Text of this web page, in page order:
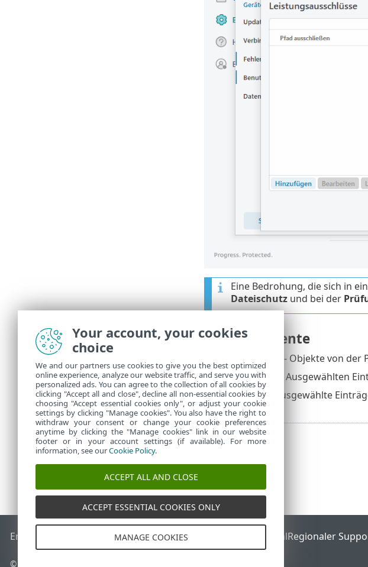
Eine Bedrohung, die sich in
Dateischutzund bei der
Steuerelemente
- Objekte von der
• Bearbeiten - Ausgewählten
• Löschen– Ausgewählte
End of Life ESET KnowledgebaseESET-Forum ESET Status PortalRegionaler
© 1992 - 2025 ESET, spol. s r. o. - Alle Rechte vorbehalten.
Your account, your cookies
choice
We and our partners use cookies to give you the best optimized
online experience, analyze our website traffic, and serve you with
personalized ads. You can agree to the collection of all cookies by
clicking "Accept all and close", decline all non-essential cookies by
choosing "Accept essential cookies only", or adjust your cookie
settings by clicking "Manage cookies". You also have the right to
withdraw your consent or change your cookie preferences
anytime by clicking the "Manage cookies" link in our website
footer or in your account settings (if available). For more
information, see ourCookie Policy.
ACCEPT ALL AND CLOSE
ACCEPT ESSENTIAL COOKIES ONLY
MANAGE COOKIES